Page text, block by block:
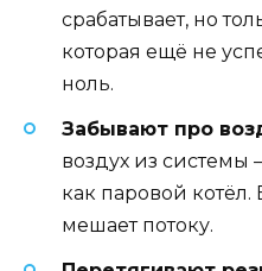
срабатывает, но
которая ещё не
ноль.
Забывают про
воздух из системы
как паровой
мешает потоку.